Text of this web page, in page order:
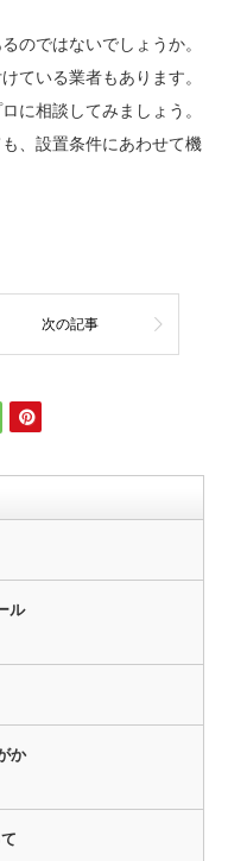
のではないでしょうか。
ている業者もあります。
に相談してみましょう。
、設置条件にあわせて機
次の記事
ル
か